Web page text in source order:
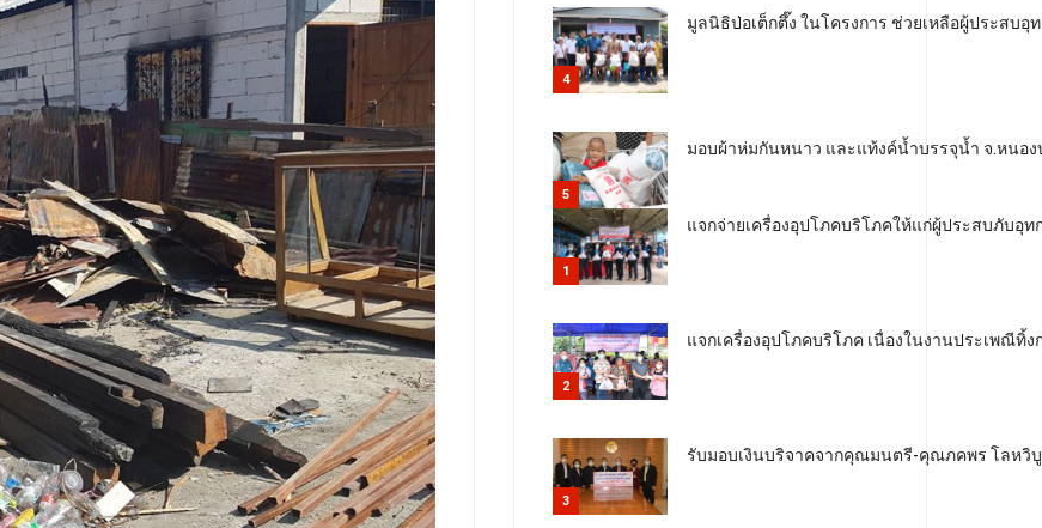
4
มูลนิธิป่อเต็กตึ๊ง ในโครงการ ช่วยเหลือผู้ประส
5
มอบผ้าห่มกันหนาว และแท้งค์น้ำบรรจุน้ำ จ.หนอ
1
แจกจ่ายเครื่องอุปโภคบริโภคให้แก่ผู้ประสบภับอุ
2
แจกเครื่องอุปโภคบริโภค เนื่องในงานประเพณีทิ้
3
รับมอบเงินบริจาคจากคุณมนตรี-คุณภคพร โลหวิบู